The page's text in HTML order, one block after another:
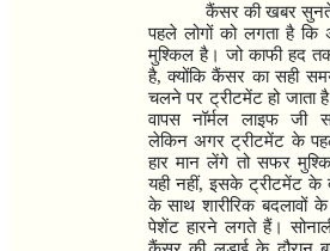
कैंसर की खबर
पहले लोगों को लगता है कि
मुश्किल है। जो काफी हद
है,क्योंकि कैंसर का सही
चलने पर ट्रीटमेंट हो
वापस नॉर्मल लाइफ जी
लेकिन अगर ट्रीटमेंट के
हार मान लेंगे तो सफर
यही नहीं,इसके ट्रीटमेंट के
के साथ शारीरिक बदलावों
पेशेंट हारने लगते हैं।